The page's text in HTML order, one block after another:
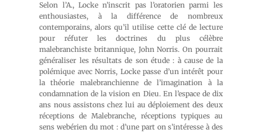
Selon l’A., Locke n’inscrit pas l’oratorien parmi les
enthousiastes, à la différence de nombreux
contemporains, alors qu’il utilise cette clé de lecture
pour réfuter les doctrines du plus célèbre
malebranchiste britannique, John Norris. On pourrait
généraliser les résultats de son étude : à cause de la
polémique avec Norris, Locke passe d’un intérêt pour
la théorie malebranchienne de l’imagination à la
condamnation de la vision en Dieu. En l’espace de dix
ans nous assistons chez lui au déploiement des deux
réceptions de Malebranche, réceptions typiques au
sens webérien du mot : d’une part on s’intéresse à des